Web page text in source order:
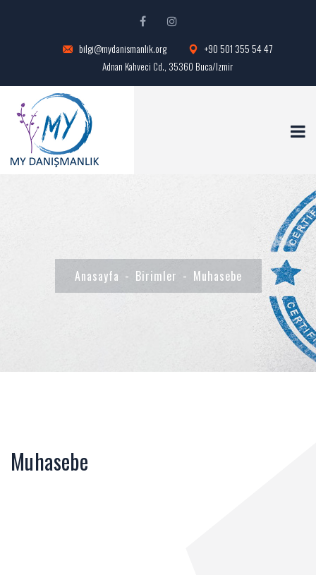
bilgi@mydanismanlik.org +90 501 355 54 47
Adnan Kahveci Cd., 35360 Buca/Izmir
Anasayfa Birimler Muhasebe
Muhasebe